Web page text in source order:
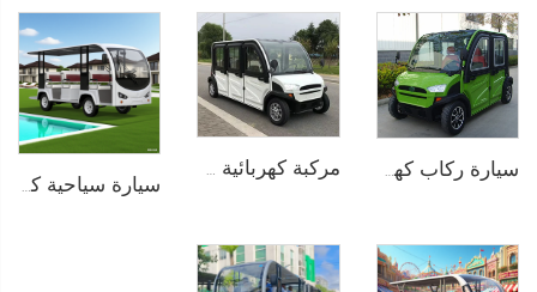
سيارة ركاب كهربائية صغيرة اقتصادية تتسع لـ 4 أشخاص موديل LS9040KF
سيارة سياحية كهربائية تعمل بالبطارية الليثيوم تُستخدم في الفنادق بسعة 11 راكبًا طراز LS6118KA